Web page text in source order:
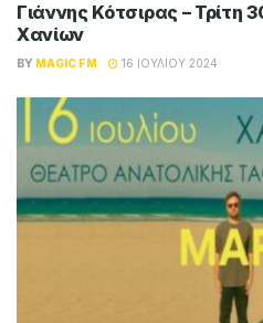
Γιάννης Κότσιρας – Τρίτη
Χανίων
BY MAGIC FM 16 ΙΟΥΛΊΟΥ 2024